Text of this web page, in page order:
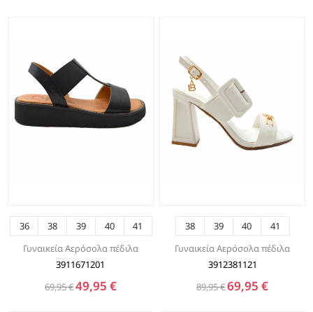
36 38 39 40
41
Γυναικεία Αερόσολα πέδιλα
3911671201
69,95 €49,95 €
38 39 40
41
Γυναικεία Αερόσολα πέδιλα
3912381121
89,95 €69,95 €